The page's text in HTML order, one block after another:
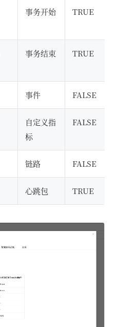
事务开始 TRUE
事务结束 TRUE
事件 FALSE
自定义指
标
FALSE
链路 FALSE
心跳包 TRUE